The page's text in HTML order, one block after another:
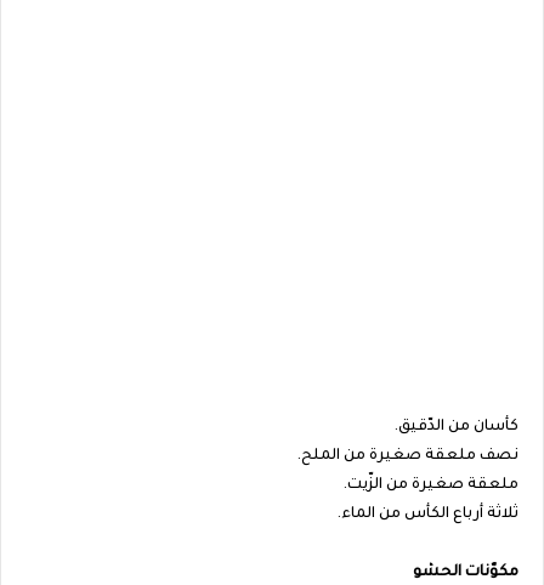
كأسان من الدّقيق.
نصف ملعقة صغيرة من الملح.
ملعقة صغيرة من الزّيت.
ثلاثة أرباع الكأس من الماء.
مكوّنات الحشو